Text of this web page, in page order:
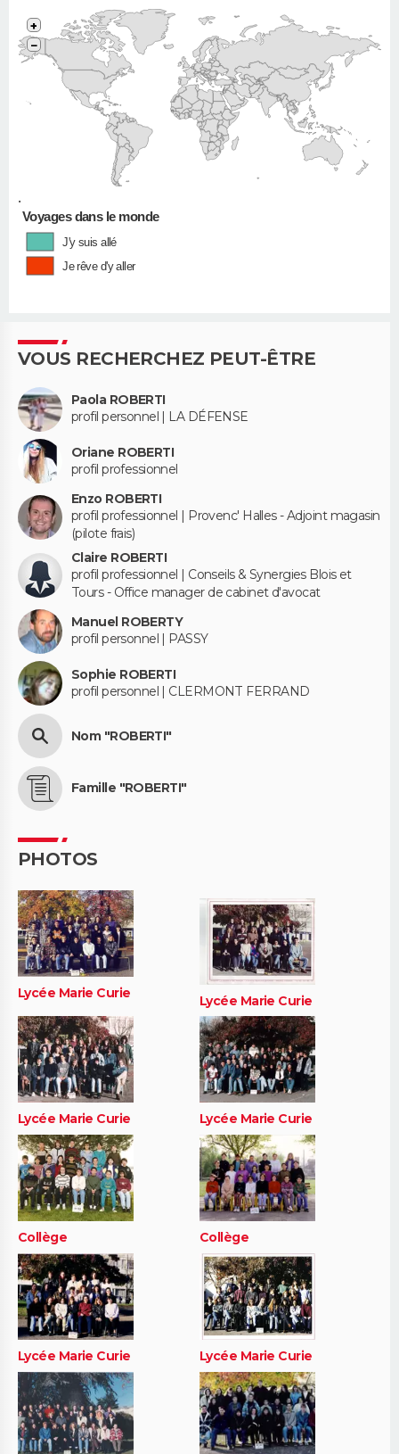
•
+
−
Voyages dans le monde
J'y suis allé
Je rêve d'y aller
VOUS RECHERCHEZ PEUT-ÊTRE
Paola ROBERTI
profil personnel | LA DÉFENSE
Oriane ROBERTI
profil professionnel
Enzo ROBERTI
profil professionnel | Provenc' Halles - Adjoint magasin
(pilote frais)
Claire ROBERTI
profil professionnel | Conseils & Synergies Blois et
Tours - Office manager de cabinet d'avocat
Manuel ROBERTY
profil personnel | PASSY
Sophie ROBERTI
profil personnel | CLERMONT FERRAND
Nom "ROBERTI"
Famille "ROBERTI"
PHOTOS
Lycée Marie Curie Lycée Marie Curie
Lycée Marie Curie Lycée Marie Curie
Collège Collège
Lycée Marie Curie Lycée Marie Curie